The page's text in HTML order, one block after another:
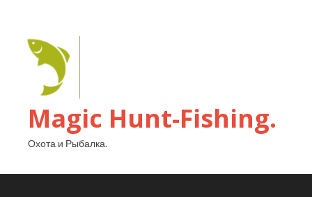
Magic Hunt-Fishing.
Охота и Рыбалка.